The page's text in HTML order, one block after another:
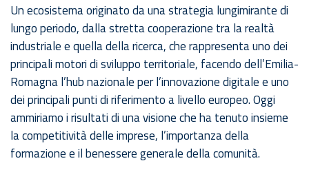
Un ecosistema originato da una strategia lungimirante di
lungo periodo, dalla stretta cooperazione tra la realtà
industriale e quella della ricerca, che rappresenta uno dei
principali motori di sviluppo territoriale, facendo dell’Emilia-
Romagna l’hub nazionale per l’innovazione digitale e uno
dei principali punti di riferimento a livello europeo. Oggi
ammiriamo i risultati di una visione che ha tenuto insieme
la competitività delle imprese, l’importanza della
formazione e il benessere generale della comunità.